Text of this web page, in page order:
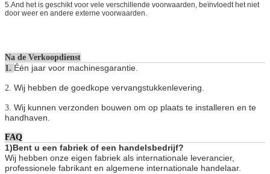
5.And het is geschikt voor vele verschillende voorwaarden, beïnvloedt het niet
door weer en andere externe voorwaarden.
Na de Verkoopdienst
1. Één jaar voor machinesgarantie.
2. Wij hebben de goedkope vervangstukkenlevering.
3. Wij kunnen verzonden bouwen om op plaats te installeren en te
handhaven.
FAQ
1)Bent u een fabriek of een handelsbedrijf?
Wij hebben onze eigen fabriek als internationale leverancier,
professionele fabrikant en algemene internationale handelaar.